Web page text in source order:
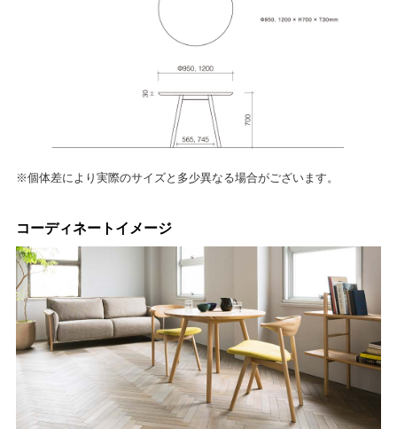
※個体差により実際のサイズと多少異なる場合がございます。
コーディネートイメージ